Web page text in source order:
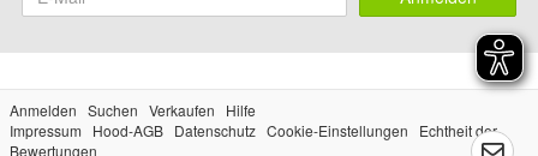
Anmelden Suchen Verkaufen
Hilfe
Impressum
Hood-AGB Datenschutz Cookie-Einstellungen
Echtheit der
Bewertungen